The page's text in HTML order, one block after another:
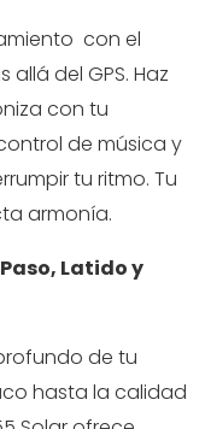
con el
allá del GPS. Haz
con tu
de música y
tu ritmo. Tu
armonía.
Latido y
de tu
hasta la calidad